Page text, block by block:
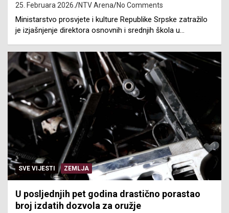
25. Februara 2026. NTV Arena No Comments
Ministarstvo prosvjete i kulture Republike Srpske zatražilo
je izjašnjenje direktora osnovnih i srednjih škola u…
SVE VIJESTI ZEMLJA
U posljednjih pet godina drastično porastao
broj izdatih dozvola za oružje